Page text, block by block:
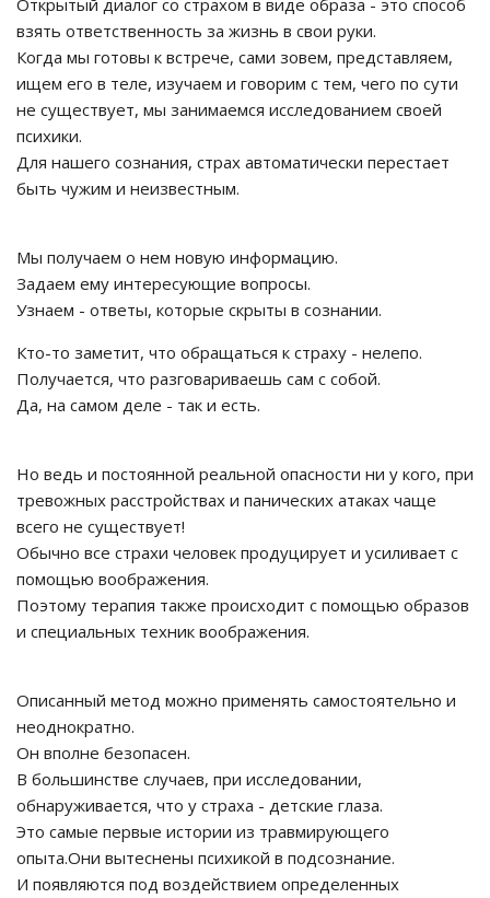
Открытый диалог со страхом в виде образа - это способ
взять ответственность за жизнь в свои руки.
Когда мы готовы к встрече, сами зовем, представляем,
ищем его в теле, изучаем и говорим с тем, чего по сути
не существует, мы занимаемся исследованием своей
психики.
Для нашего сознания, страх автоматически перестает
быть чужим и неизвестным.
Мы получаем о нем новую информацию.
Задаем ему интересующие вопросы.
Узнаем - ответы, которые скрыты в сознании.
Кто-то заметит, что обращаться к страху - нелепо.
Получается, что разговариваешь сам с собой.
Да, на самом деле - так и есть.
Но ведь и постоянной реальной опасности ни у кого, при
тревожных расстройствах и панических атаках чаще
всего не существует!
Обычно все страхи человек продуцирует и усиливает с
помощью воображения.
Поэтому терапия также происходит с помощью образов
и специальных техник воображения.
Описанный метод можно применять самостоятельно и
неоднократно.
Он вполне безопасен.
В большинстве случаев, при исследовании,
обнаруживается, что у страха - детские глаза.
Это самые первые истории из травмирующего
опыта.Они вытеснены психикой в подсознание.
И появляются под воздействием определенных